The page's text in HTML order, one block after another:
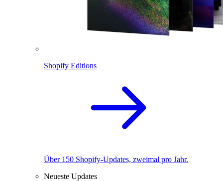
Shopify Editions
Über 150 Shopify-Updates, zweimal pro Jahr.
Neueste Updates